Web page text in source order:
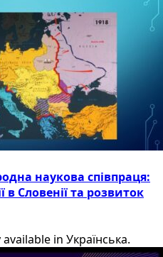
наукова співпраця:
в Словенії та розвиток
in Українська.